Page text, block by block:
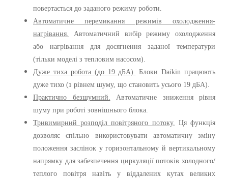
повертається до заданого режиму роботи.
Автоматичне перемикання режимів охолодження-
нагрівання.
Автоматичний вибір режиму охолодження
або нагрівання для досягнення заданої температури
(тільки моделі з тепловим насосом).
Дуже тиха робота (до 19 дБА).
Блоки Daikin працюють
дуже тихо (з рівнем шуму, що становить усього 19 дБА).
Практично безшумний.
Автоматичне зниження рівня
шуму при роботі зовнішнього блока.
Тривимирний розподіл повітряного потоку.
Ця функція
дозволяє спільно використовувати автоматичну зміну
положення заслінок у горизонтальному й вертикальному
напрямку для забезпечення циркуляції потоків холодного/
теплого повітря навіть у віддалених кутах великих